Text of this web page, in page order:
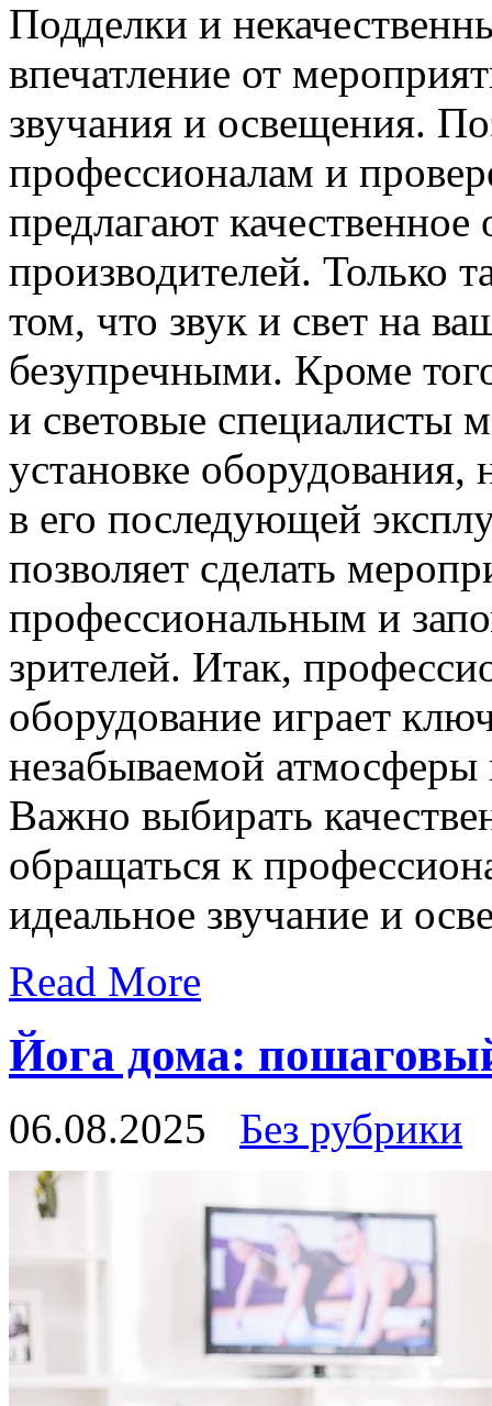
Подделки и
впечатление от
звучания и освещения.
профессионалам и
предлагают
производителей. Только
том, что звук и свет на
безупречными. Кроме
и световые специалисты
установке оборудования,
в его последующей
позволяет сделать
профессиональным и
зрителей. Итак,
оборудование играет
незабываемой
Важно выбирать
обращаться к
идеальное звучание и
Read More
Йога дома:
06.08.2025 Без рубрики